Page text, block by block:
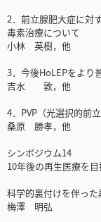
2．前立腺肥大症に対
毒素治療について
小林 英樹，他
3．今後HoLEPをより
吉水 敦，他
4．PVP（光選択的前
桑原 勝孝，他
シンポジウム14
10年後の再生医療を
科学的裏付けを伴っ
梅澤 明弘